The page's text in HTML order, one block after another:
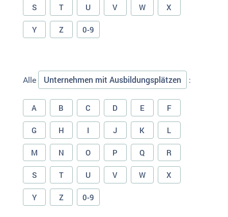
S T U V W X
Y Z 0-9
Alle Unternehmen mit Ausbildungsplätzen :
A B C D E F
G H I J K L
M N O P Q R
S T U V W X
Y Z 0-9